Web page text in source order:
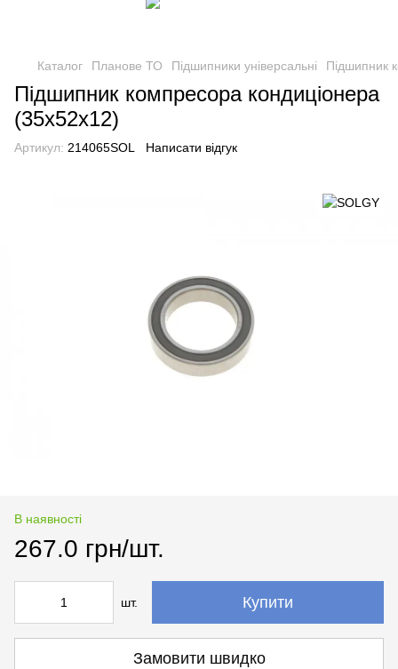
Каталог Планове ТО Підшипники універсальні Підшипник
Підшипник компресора кондиціонера
(35x52x12)
Артикул: 214065SOL Написати відгук
В наявності
267.0 грн/шт.
шт. Купити
Замовити швидко